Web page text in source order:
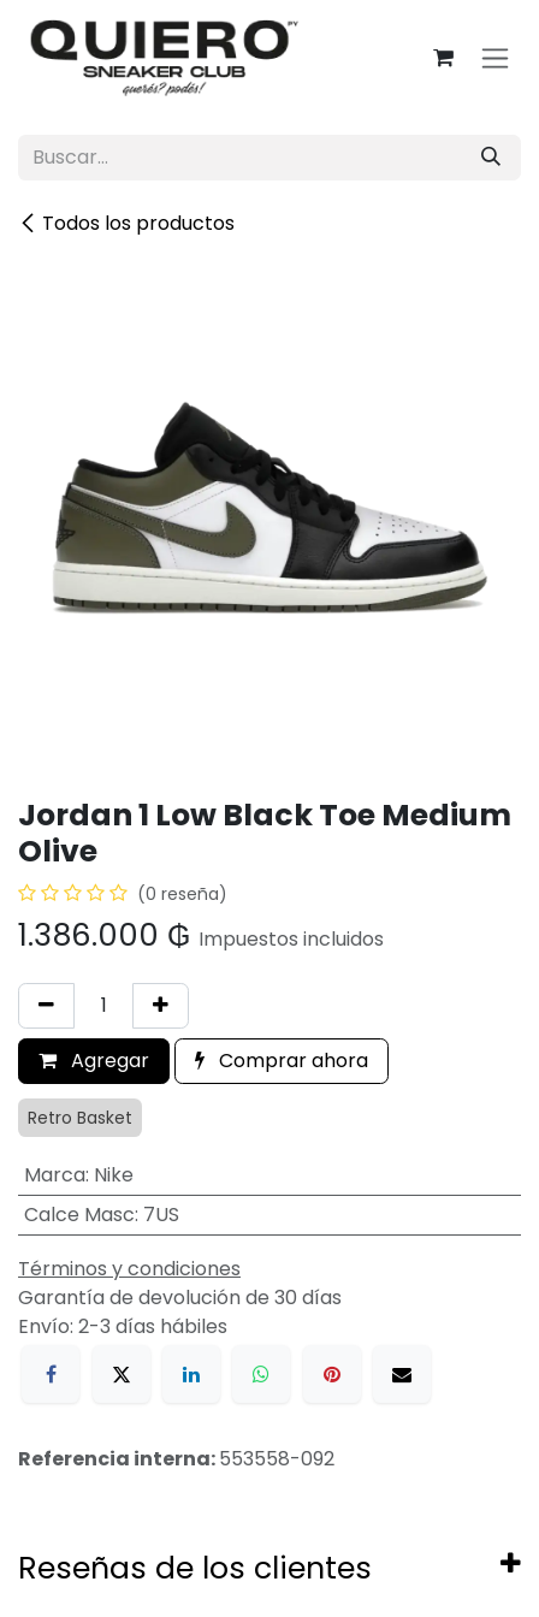
Ir al contenido
Todos los productos
Jordan 1 Low Black Toe Medium
Olive
(0 reseña)
1.386.000 ₲ Impuestos incluidos
Agregar Comprar ahora
Retro Basket
Marca: Nike
Calce Masc: 7US
Términos y condiciones
Garantía de devolución de 30 días
Envío: 2-3 días hábiles
Referencia interna:553558-092
Reseñas de los clientes